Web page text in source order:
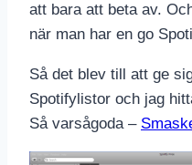
att bara att beta av.
när man har en go
Så det blev till att ge
Spotifylistor och jag
Så varsågoda –